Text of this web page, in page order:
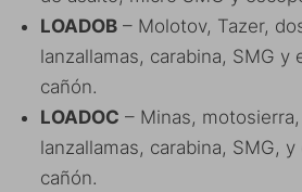
LOADOB – Molotov, Tazer,
lanzallamas, carabina, SMG y
cañón.
LOADOC – Minas,
lanzallamas, carabina, SMG,
cañón.